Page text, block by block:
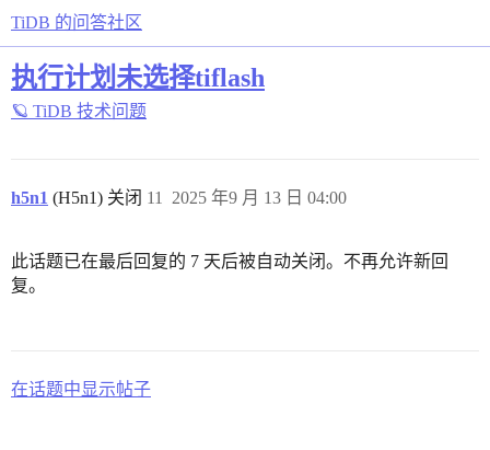
TiDB 的问答社区
执行计划未选择tiflash
🪐 TiDB 技术问题
h5n1 (H5n1) 关闭 2025 年9 月 13 日 04:00
11
此话题已在最后回复的 7 天后被自动关闭。不再允许新回
复。
在话题中显示帖子